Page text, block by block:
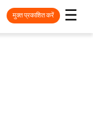
☰
मुक्त प्रकाशित करें